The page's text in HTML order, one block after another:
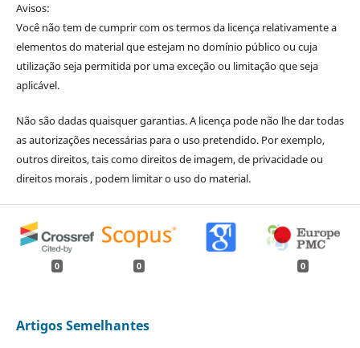
Avisos:
Você não tem de cumprir com os termos da licença relativamente a
elementos do material que estejam no domínio público ou cuja
utilização seja permitida por uma exceção ou limitação que seja
aplicável.
Não são dadas quaisquer garantias. A licença pode não lhe dar todas
as autorizações necessárias para o uso pretendido. Por exemplo,
outros direitos, tais como direitos de imagem, de privacidade ou
direitos morais , podem limitar o uso do material.
0 0 0
Artigos Semelhantes